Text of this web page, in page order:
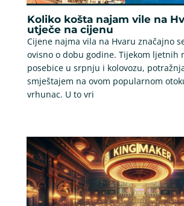
Koliko košta najam vile na
utječe na cijenu
Cijene najma vila na Hvaru značajno
ovisno o dobu godine. Tijekom ljetnih
posebice u srpnju i kolovozu,
smještajem na ovom popularnom
vrhunac. U to vri